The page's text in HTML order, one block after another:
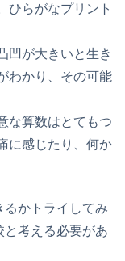
ひらがなプリント
凹が大きいと生き
わかり、その可能
な算数はとてもつ
に感じたり、何か
かトライしてみ
と考える必要があ